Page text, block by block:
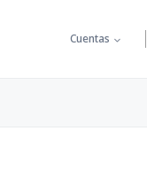
Cuentas